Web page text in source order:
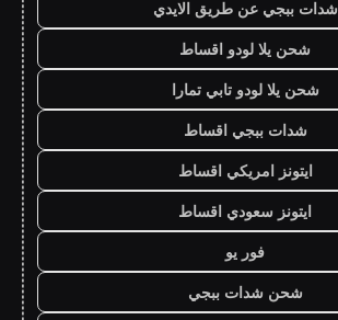
شدات ببجي عن طريق الايدي
شحن يلا لودو اقساط
شحن يلا لودو تابي تمارا
شدات ببجي اقساط
ايتونز امريكي اقساط
ايتونز سعودي اقساط
فور يو
شحن شدات ببجي